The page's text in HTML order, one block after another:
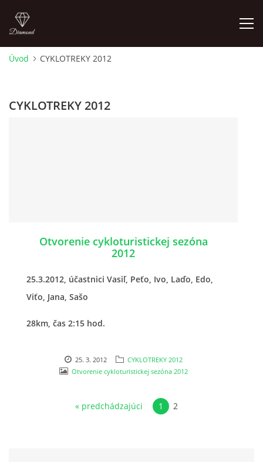
CYKLOTREKY 2026
CYKLOTREKY 2021
CYKLOTREKY 2020
CYKLOTREKY 2019
Úvod CYKLOTREKY 2012
CYKLOTREKY 2012
Otvorenie cykloturistickej sezóna
2012
25.3.2012, účastnici Vasiľ, Peťo, Ivo, Laďo, Edo,
Viťo, Jana, Sašo
28km, čas 2:15 hod.
25. 3. 2012
CYKLOTREKY 2012
Otvorenie cykloturistickej sezóna 2012
« predchádzajúci 1 2